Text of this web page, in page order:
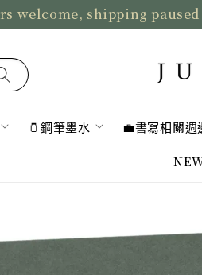
welcome, shipping
🫙鋼筆墨水 💼書寫相關週